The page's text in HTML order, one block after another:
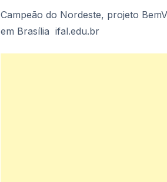
Campeão do Nordeste, projeto
em Brasília ifal.edu.br